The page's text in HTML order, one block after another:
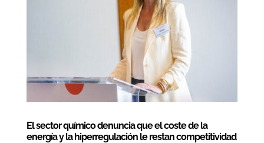
El sector químico denuncia que el coste de la
energía y la hiperregulación le restan competitividad